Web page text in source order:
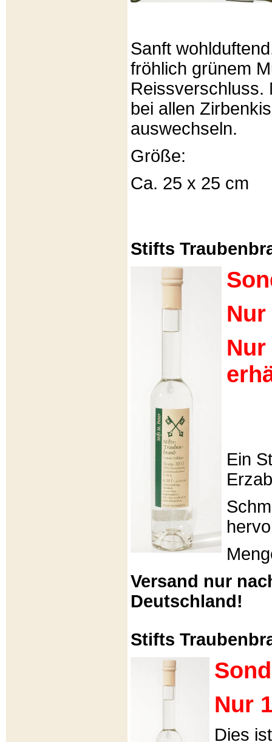
Sanft
fröhlich grünem
Reissverschluss.
bei allen
auswechseln.
Größe:
Ca. 25 x 25 cm
Stifts
Nur
Ein
Versand nur
Deutschland!
Stifts
Nur
Dies